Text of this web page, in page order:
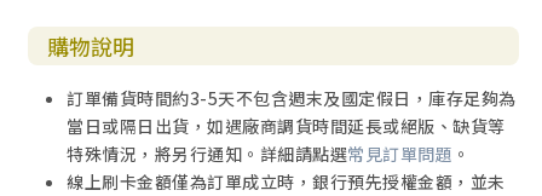
購物說明
訂單備貨時間約3-5天不包含週末及國定假日，庫存足夠為
當日或隔日出貨，如遇廠商調貨時間延長或絕版、缺貨等
特殊情況，將另行通知。詳細請點選常見訂單問題 。
線上刷卡金額僅為訂單成立時，銀行預先授權金額，並未